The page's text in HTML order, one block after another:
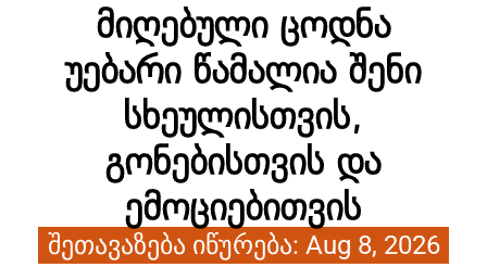
მიღებული ცოდნა
უებარი წამალია შენი
სხეულისთვის,
გონებისთვის და
ემოციებითვის​
შეთავაზება იწურება: Aug 8, 2026